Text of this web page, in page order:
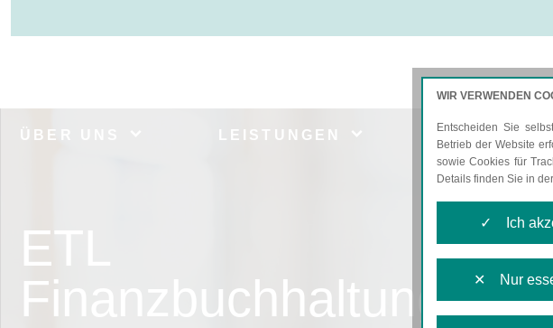
ÜBER UNS LEISTUNGEN
ETL
Finanzbuchhaltung
WIR VERWENDEN
Entscheiden Sie
Betrieb der Website
sowie Cookies für
Details finden Sie in der
✓ Ich
✕ Nur